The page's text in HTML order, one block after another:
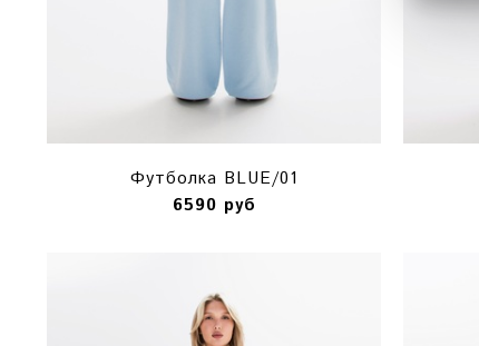
Футболка BLUE/01
6590 руб